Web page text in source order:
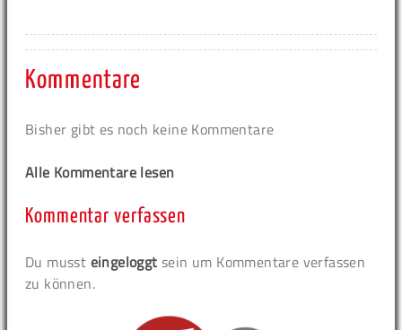
Kommentare
Bisher gibt es noch keine Kommentare
Alle Kommentare lesen
Kommentar verfassen
Du musst eingeloggt sein um Kommentare verfassen
zu können.